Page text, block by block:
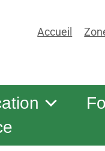
Accueil